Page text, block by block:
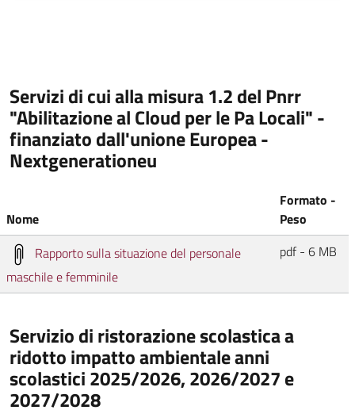
Servizi di cui alla misura 1.2 del Pnrr
"Abilitazione al Cloud per le Pa Locali" -
finanziato dall'unione Europea -
Nextgenerationeu
Nome
Formato -
Peso
Rapporto sulla situazione del personale
maschile e femminile
pdf - 6 MB
Servizio di ristorazione scolastica a
ridotto impatto ambientale anni
scolastici 2025/2026, 2026/2027 e
2027/2028